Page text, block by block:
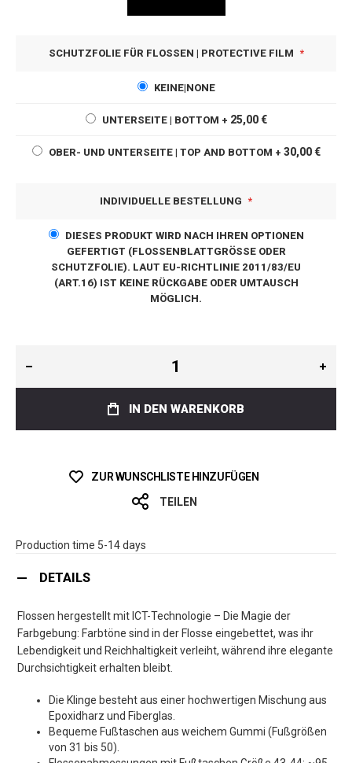
SCHUTZFOLIE FÜR FLOSSEN | PROTECTIVE FILM
KEINE|NONE
UNTERSEITE | BOTTOM + 25,00 €
OBER- UND UNTERSEITE | TOP AND BOTTOM + 30,00 €
INDIVIDUELLE BESTELLUNG
DIESES PRODUKT WIRD NACH IHREN OPTIONEN
GEFERTIGT (FLOSSENBLATTGRÖSSE ODER S
CHUTZFOLIE). LAUT EU-RICHTLINIE 2011/83/EU (
ART.16) IST KEINE RÜCKGABE ODER UMTAUSCH M
ÖGLICH.
IN DEN WARENKORB
ZUR WUNSCHLISTE HINZUFÜGEN
TEILEN
Production time 5-14 days
DETAILS
Flossen hergestellt mit ICT-Technologie – Die Magie der
Farbgebung: Farbtöne sind in der Flosse eingebettet, was ihr
Lebendigkeit und Reichhaltigkeit verleiht, während ihre elegante
Durchsichtigkeit erhalten bleibt.
Die Klinge besteht aus einer hochwertigen Mischung aus
Epoxidharz und Fiberglas.
Bequeme Fußtaschen aus weichem Gummi (Fußgrößen
von 31 bis 50).